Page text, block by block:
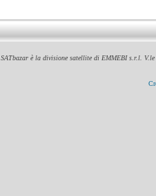
SATbazar è la divisione satellite di EMMEBI s.r.l.